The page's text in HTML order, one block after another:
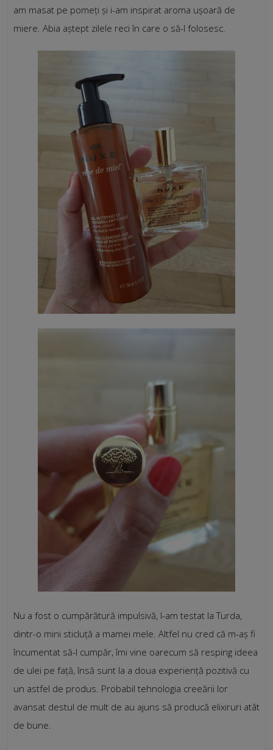
am masat pe pomeți și i-am inspirat aroma ușoară de
miere. Abia aștept zilele reci în care o să-l folosesc.
Nu a fost o cumpărătură impulsivă, l-am testat la Turda,
dintr-o mini sticluță a mamei mele. Altfel nu cred că m-aș fi
încumentat să-l cumpăr, îmi vine oarecum să resping ideea
de ulei pe față, însă sunt la a doua experiență pozitivă cu
un astfel de produs. Probabil tehnologia creeării lor
avansat destul de mult de au ajuns să producă elixiruri atât
de bune.